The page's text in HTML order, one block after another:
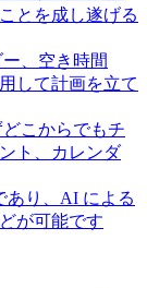
とを成し遂げる
、空き時間
して計画を立て
こからでもチ
ト、カレンダ
あり、AI による
が可能です